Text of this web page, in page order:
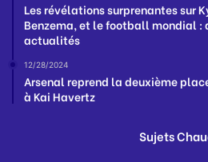
Les révélations surprenantes sur
Benzema, et le football mondial :
actualités
12/28/2024
Arsenal reprend la deuxième
à Kai Havertz
Sujets